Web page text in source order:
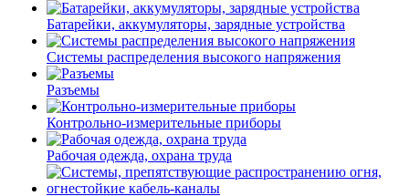
Батарейки, аккумуляторы, зарядные устройства
Системы распределения высокого напряжения
Разъемы
Контрольно-измерительные приборы
Рабочая одежда, охрана труда